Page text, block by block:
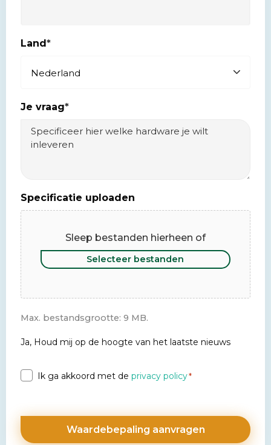
Land*
Je vraag*
Specificatie uploaden
Sleep bestanden hierheen of
Selecteer bestanden
Max. bestandsgrootte: 9 MB.
Newsletter
Ja, Houd mij op de hoogte van het laatste nieuws
PrivacyIk ga akkoord met de privacy policy*